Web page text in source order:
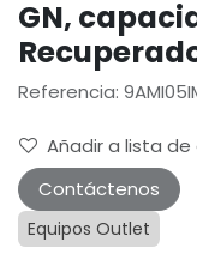
GN,
Referencia:
Añadir a lista de
Contáctenos
Equipos Outlet